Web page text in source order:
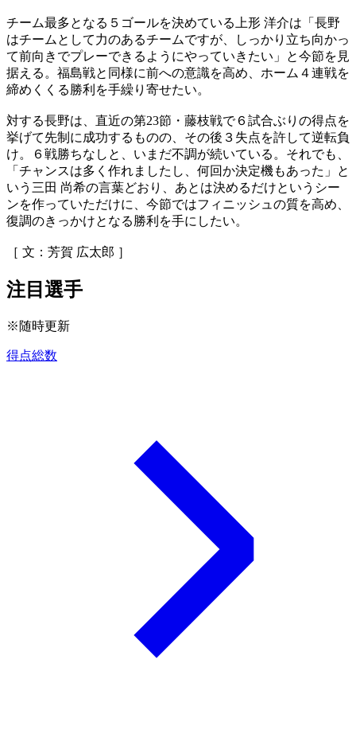
チーム最多となる５ゴールを決めている上形 洋介は「長野
はチームとして力のあるチームですが、しっかり立ち向かっ
て前向きでプレーできるようにやっていきたい」と今節を見
据える。福島戦と同様に前への意識を高め、ホーム４連戦を
締めくくる勝利を手繰り寄せたい。
対する長野は、直近の第23節・藤枝戦で６試合ぶりの得点を
挙げて先制に成功するものの、その後３失点を許して逆転負
け。６戦勝ちなしと、いまだ不調が続いている。それでも、
「チャンスは多く作れましたし、何回か決定機もあった」と
いう三田 尚希の言葉どおり、あとは決めるだけというシー
ンを作っていただけに、今節ではフィニッシュの質を高め、
復調のきっかけとなる勝利を手にしたい。
［ 文：芳賀 広太郎 ］
注目選手
※随時更新
得点総数